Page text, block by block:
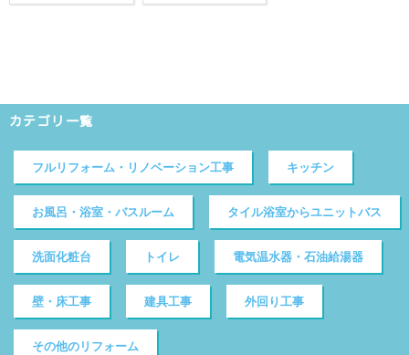
カテゴリ一覧
フルリフォーム・リノベーション工事 キッチン
お風呂・浴室・バスルーム タイル浴室からユニットバス
洗面化粧台 トイレ 電気温水器・石油給湯器
壁・床工事 建具工事 外回り工事
その他のリフォーム